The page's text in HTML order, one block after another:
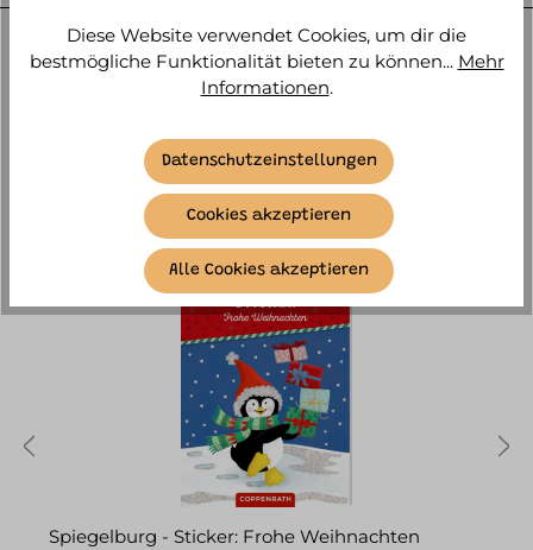
ÄHNLICHE ARTIKEL
Spiegelburg - Sticker: Frohe Weihnachten
Diese Website verwendet Cookies, um dir die
bestmögliche Funktionalität bieten zu können... Mehr
Informationen.
Datenschutzeinstellungen
Cookies akzeptieren
Alle Cookies akzeptieren